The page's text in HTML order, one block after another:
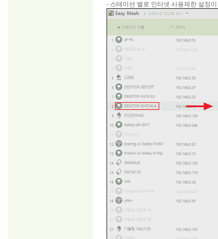
- 스테이션 별로 인터넷 사용제한 설정